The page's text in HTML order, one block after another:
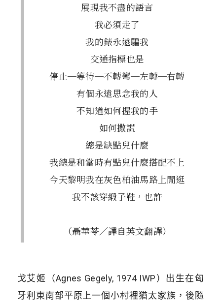
展現我不盡的語言
我必須走了
我的錶永遠騙我
交通指標也是
停止─等待─不轉彎─左轉─右轉
有個永遠思念我的人
不知道如何握我的手
如何撒謊
總是缺點兒什麼
我總是和當時有點兒什麼搭配不上
今天黎明我在灰色柏油馬路上閒逛
我不該穿緞子鞋，也許
（聶華苓／譯自英文翻譯）
戈艾姬（Agnes Gegely, 1974 IWP）出生在匈
牙利東南部平原上一個小村裡猶太家族，後隨